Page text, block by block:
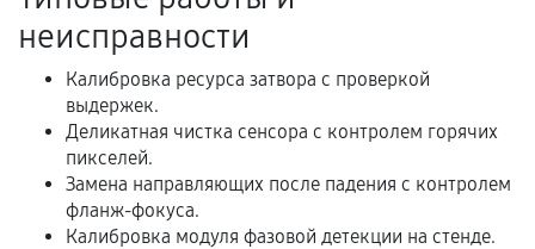
и кассовый чек.
Расширенная гарантия
В некоторых случаях возможно оформление
расширенной гарантии. Стоимость, сроки и
условия продления согласовываются отдельно и
неисправности
Калибровка ресурса затвора с проверкой
выдержек.
Деликатная чистка сенсора с контролем горячих
пикселей.
Замена направляющих после падения с контролем
фланж-фокуса.
Калибровка модуля фазовой детекции на стенде.